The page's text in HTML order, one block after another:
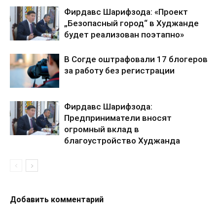
Фирдавс Шарифзода: «Проект
„Безопасный город“ в Худжанде
будет реализован поэтапно»
В Согде оштрафовали 17 блогеров
за работу без регистрации
Фирдавс Шарифзода:
Предприниматели вносят
огромный вклад в
благоустройство Худжанда
Добавить комментарий